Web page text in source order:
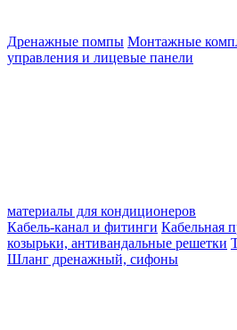
Дренажные помпы Монтажные
управления и лицевые панели
материалы для кондиционеров
Кабель-канал и фитинги Кабельная
козырьки, антивандальные решетки
Шланг дренажный, сифоны